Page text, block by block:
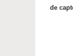
de